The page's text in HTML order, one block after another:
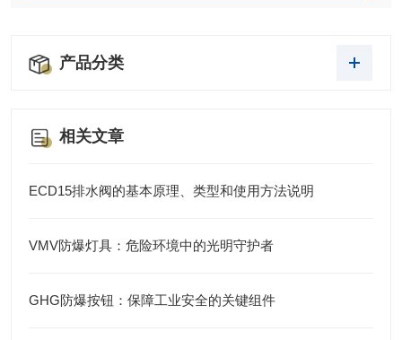
产品分类
相关文章
ECD15排水阀的基本原理、类型和使用方法说明
VMV防爆灯具：危险环境中的光明守护者
GHG防爆按钮：保障工业安全的关键组件